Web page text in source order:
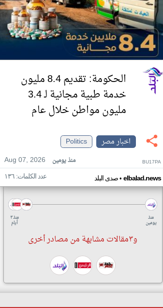
الحكومة: تقديم 8.4 مليون
خدمة طبية مجانية لـ 3.4
مليون مواطن خلال عام
اخبار مصر
Politics
Aug 07, 2026
منذ يومين BU17PA
صدى البلد• elbalad.news عدد الكلمات: ١٣٦
منذ ٣
أيام
منذ
يومين
و٣مقالات مشابهة من مصادر أخرى